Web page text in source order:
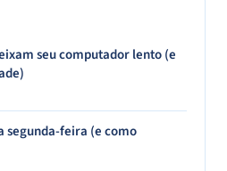
seu computador lento (e
segunda-feira (e como